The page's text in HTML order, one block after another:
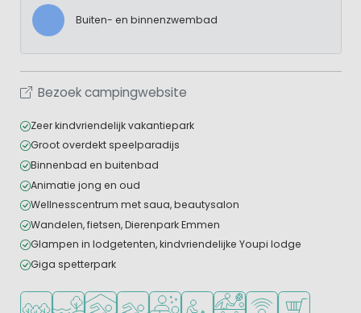
Buiten- en binnenzwembad
Bezoek campingwebsite
Zeer kindvriendelijk vakantiepark
Groot overdekt speelparadijs
Binnenbad en buitenbad
Animatie jong en oud
Wellnesscentrum met saua, beautysalon
Wandelen, fietsen, Dierenpark Emmen
Glampen in lodgetenten, kindvriendelijke Youpi lodge
Giga spetterpark
Ligt in een bosrijke omgeving
Ligt bij het water
Overdekt zwembad
Openlucht zwembad
Wellnessfaciliteiten
Aanbevolen voor jonge kinderen
Veel mogelijkheden om
WiFi beschikbaar